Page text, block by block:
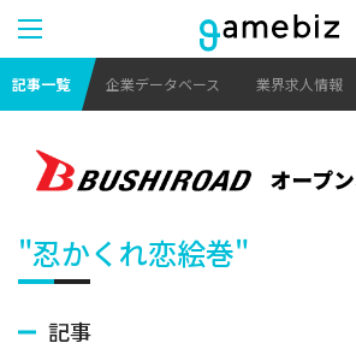
記事一覧 企業データベース 業界求人情報
"忍かくれ恋絵巻"
記事